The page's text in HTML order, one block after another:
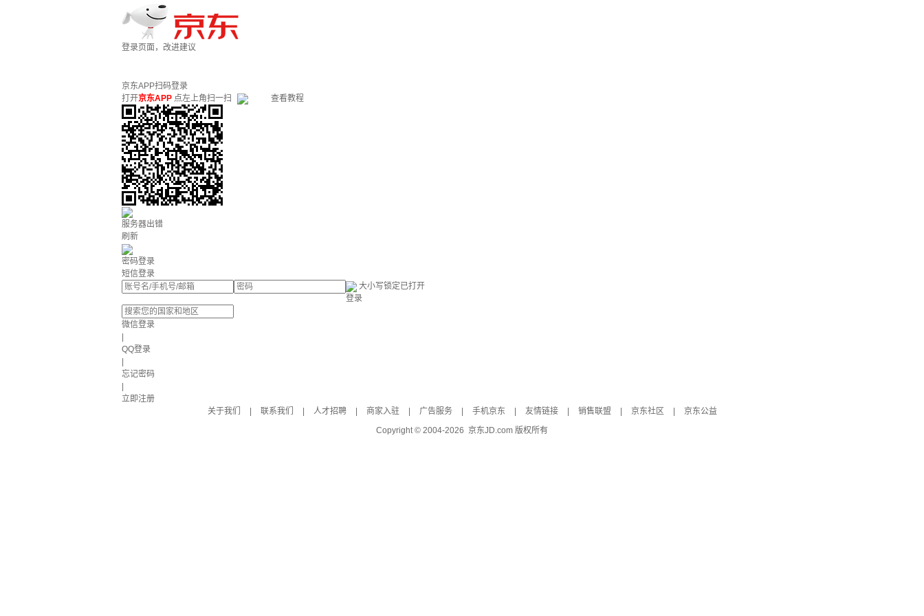
登录页面，改进建议
京东APP扫码登录
打开京东APP 点左上角扫一扫 查看教程
服务器出错
刷新
密码登录
短信登录
大小写锁定已打开
登录
微信登录
QQ登录
忘记密码
立即注册
关于我们
联系我们 人才招聘 商家入驻 广告服务 手机京东 友情链接 销售联盟 京东社区
京东公益
Copyright © 2004-2026 京东JD.com 版权所有